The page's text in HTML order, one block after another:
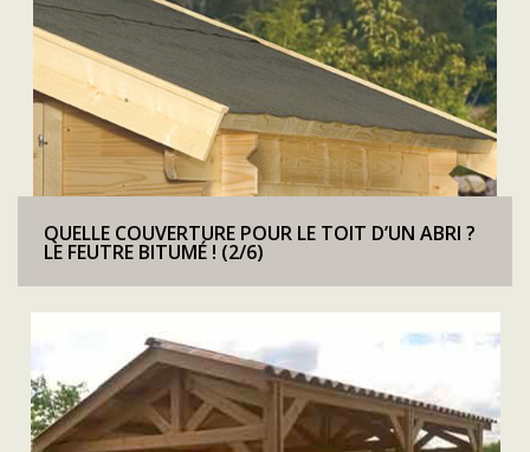
QUELLE COUVERTURE POUR LE TOIT D’UN ABRI ?
LE FEUTRE BITUMÉ ! (2/6)